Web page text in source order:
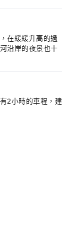
在緩緩升高的過
沿岸的夜景也十
2小時的車程，建